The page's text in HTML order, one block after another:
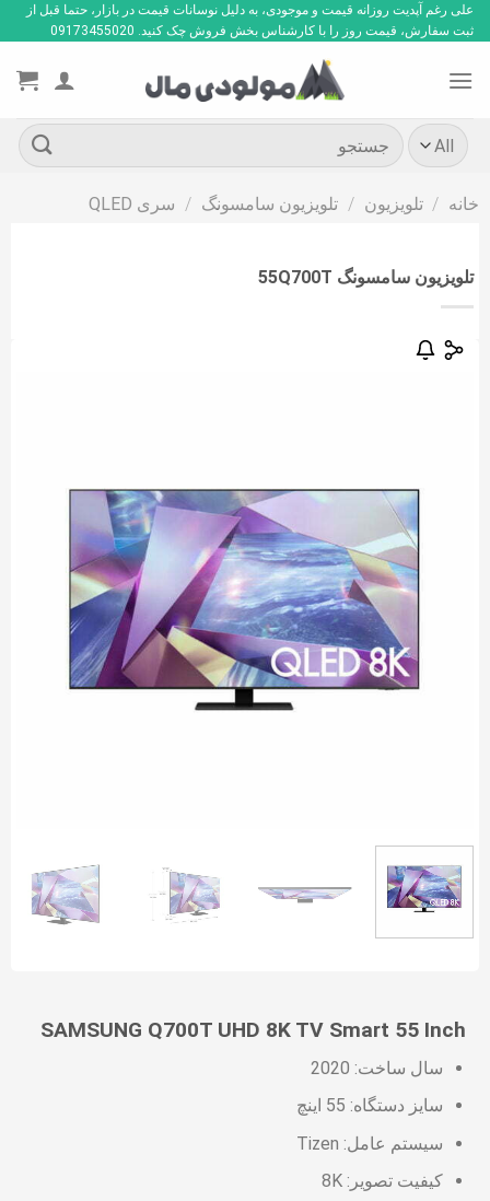
Skip
to
علی رغم آپدیت روزانه قیمت و موجودی، به دلیل نوسانات قیمت در بازار، حتما قبل از
ثبت سفارش، قیمت روز را با کارشناس بخش فروش چک کنید. 09173455020
جستجو
برای:
خانه / تلویزیون / تلویزیون سامسونگ / سری QLED
تلویزیون سامسونگ 55Q700T
SAMSUNG Q700T UHD 8K TV Smart 55 Inch
سال ساخت: 2020
سایز دستگاه: 55 اینچ
سیستم عامل: Tizen
کیفیت تصویر: 8K